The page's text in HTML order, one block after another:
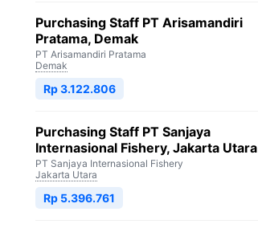
Purchasing Staff PT Arisamandiri
Pratama, Demak
PT Arisamandiri Pratama
Demak
Rp 3.122.806
Purchasing Staff PT Sanjaya
Internasional Fishery, Jakarta Utara
PT Sanjaya Internasional Fishery
Jakarta Utara
Rp 5.396.761